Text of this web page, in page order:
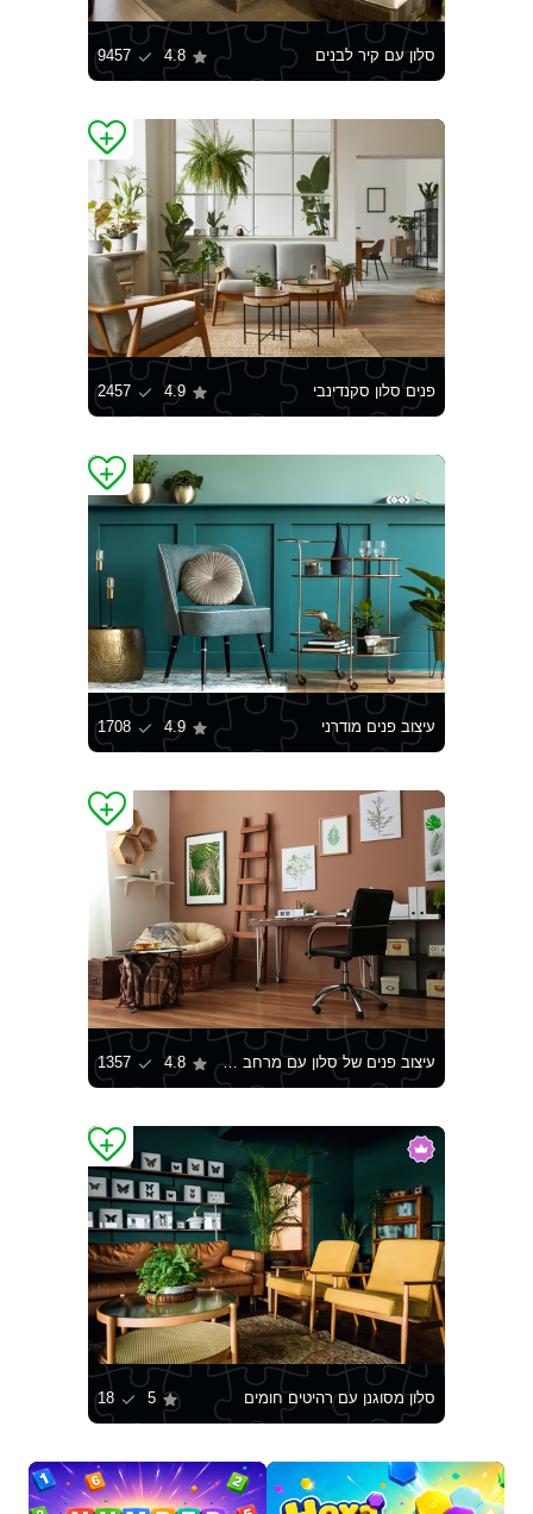
סלון עם קיר לבנים 4.8
9457
פנים סלון סקנדינבי 4.9
2457
עיצוב פנים מודרני 4.9
1708
עיצוב פנים של סלון עם מרחב עבודה 4.8
1357
סלון מסוגנן עם רהיטים חומים 5
18